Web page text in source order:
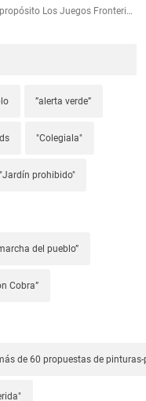
Los Juegos Fronteri…
”alerta verde”
"Colegiala"
"Jardín prohibido"
del pueblo”
Cobra”
de 60 propuestas de